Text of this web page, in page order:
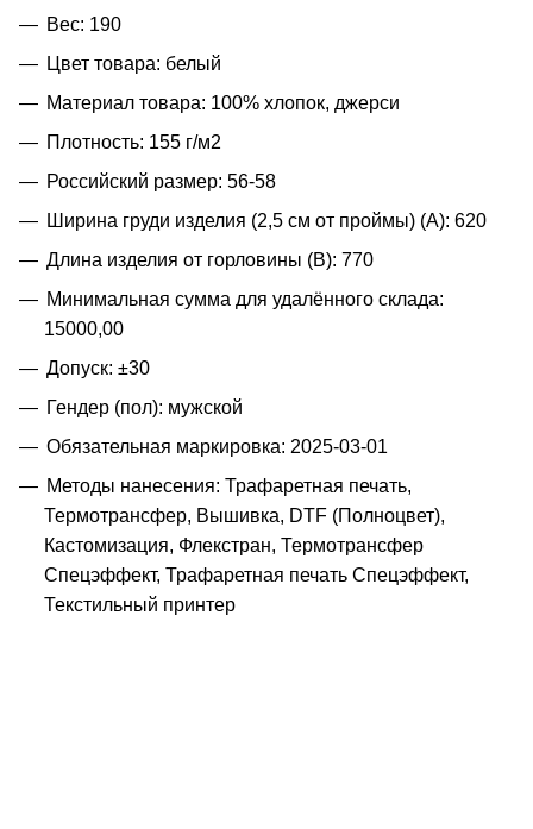
Вес: 190
Цвет товара: белый
Материал товара: 100% хлопок, джерси
Плотность: 155 г/м2
Российский размер: 56-58
Ширина груди изделия (2,5 см от проймы) (A): 620
Длина изделия от горловины (B): 770
Минимальная сумма для удалённого склада:
15000,00
Допуск: ±30
Гендер (пол): мужской
Обязательная маркировка: 2025-03-01
Методы нанесения: Трафаретная печать,
Термотрансфер, Вышивка, DTF (Полноцвет),
Кастомизация, Флекстран, Термотрансфер
Спецэффект, Трафаретная печать Спецэффект,
Текстильный принтер